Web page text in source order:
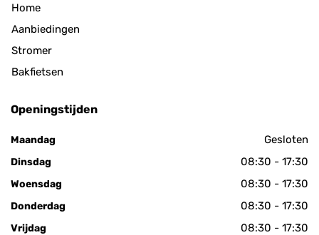
Home
Aanbiedingen
Stromer
Bakfietsen
Openingstijden
Maandag Gesloten
Dinsdag 08:30 - 17:30
Woensdag 08:30 - 17:30
Donderdag 08:30 - 17:30
Vrijdag 08:30 - 17:30